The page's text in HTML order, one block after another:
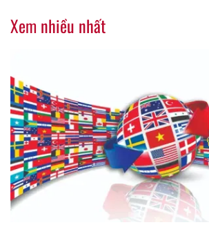
Xem nhiều nhất